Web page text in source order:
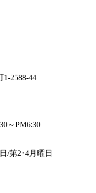
2588-44
～PM6:30
/第2･4月曜日